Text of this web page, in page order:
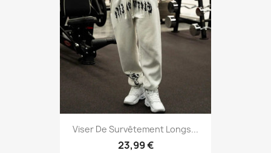
Viser De Survêtement Longs...
23,99 €